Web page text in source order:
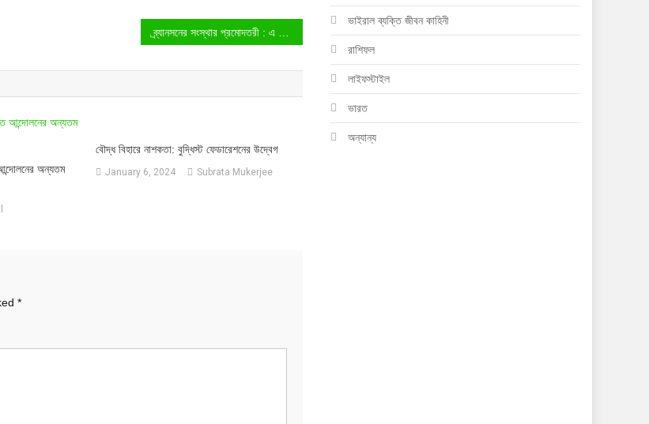
অন্যতম
বৌদ্ধ বিহারে নাশকতা: বুদ্ধিস্ট ফেডারেশনের উদ্বেগ
January 6, 2024 Subrata Mukerjee
*
ভাইরাল ব্যক্তি জীবন কাহিনী
রাশিফল
লাইফস্টাইল
ভারত
অন্যান্য